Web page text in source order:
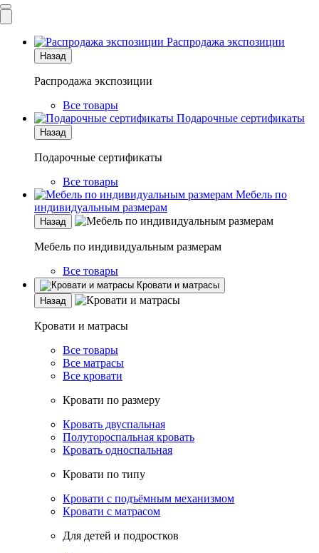
Распродажа экспозиции
Назад
Распродажа экспозиции
Все товары
Подарочные сертификаты
Назад
Подарочные сертификаты
Все товары
Мебель по
индивидуальным размерам
Назад
Мебель по индивидуальным размерам
Все товары
Кровати и матрасы
Назад
Кровати и матрасы
Все товары
Все матрасы
Все кровати
Кровати по размеру
Кровать двуспальная
Полутороспальная кровать
Кровать односпальная
Кровати по типу
Кровати с подъёмным механизмом
Кровати с матрасом
Для детей и подростков